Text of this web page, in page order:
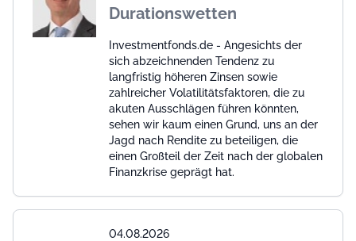
Durationswetten
Investmentfonds.de - Angesichts der
sich abzeichnenden Tendenz zu
langfristig höheren Zinsen sowie
zahlreicher Volatilitätsfaktoren, die zu
akuten Ausschlägen führen könnten,
sehen wir kaum einen Grund, uns an der
Jagd nach Rendite zu beteiligen, die
einen Großteil der Zeit nach der globalen
Finanzkrise geprägt hat.
04.08.2026